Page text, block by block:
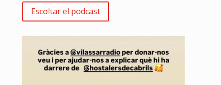
Escoltar el podcast